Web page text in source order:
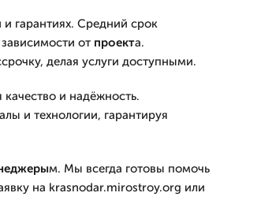
и гарантиях. Средний срок
от проекта.
делая услуги доступными.
и надёжность.
и технологии, гарантируя
м. Мы всегда готовы помочь
на krasnodar.mirostroy.org или